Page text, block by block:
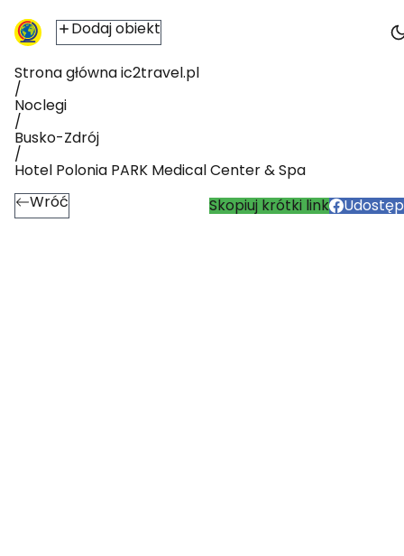
Dodaj obiekt
Strona główna ic2travel.pl
/
Noclegi
/
Busko-Zdrój
/
Hotel Polonia PARK Medical Center & Spa
Wróć
Skopiuj krótki link